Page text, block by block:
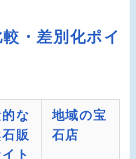
・差別化ポイ
な
販
ト
地域の宝
石店